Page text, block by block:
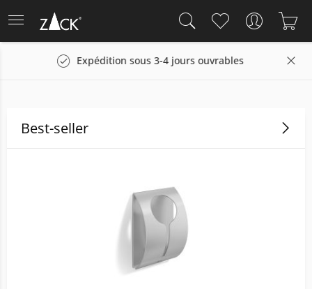
Droit de retour sous 14 jours
Best-seller